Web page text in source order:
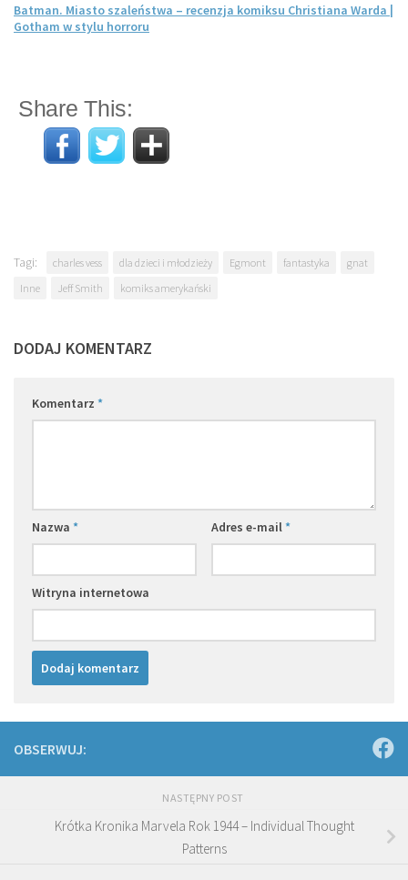
Batman. Miasto szaleństwa – recenzja komiksu Christiana Warda |
Gotham w stylu horroru
Share This:
Tagi: charles vess dla dzieci i młodzieży Egmont fantastyka
gnat
Inne
Jeff Smith komiks amerykański
DODAJ KOMENTARZ
Komentarz *
Nazwa * Adres e-mail*
Witryna internetowa
OBSERWUJ:
NASTĘPNY POST
Krótka Kronika Marvela Rok 1944 – Individual Thought
Patterns